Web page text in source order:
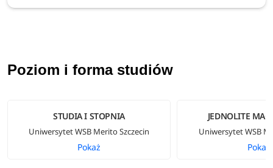
Poziom i forma studiów
STUDIA I STOPNIA
Uniwersytet WSB Merito Szczecin
Pokaż
JEDNOLITE
Uniwersytet WSB
Pokaż